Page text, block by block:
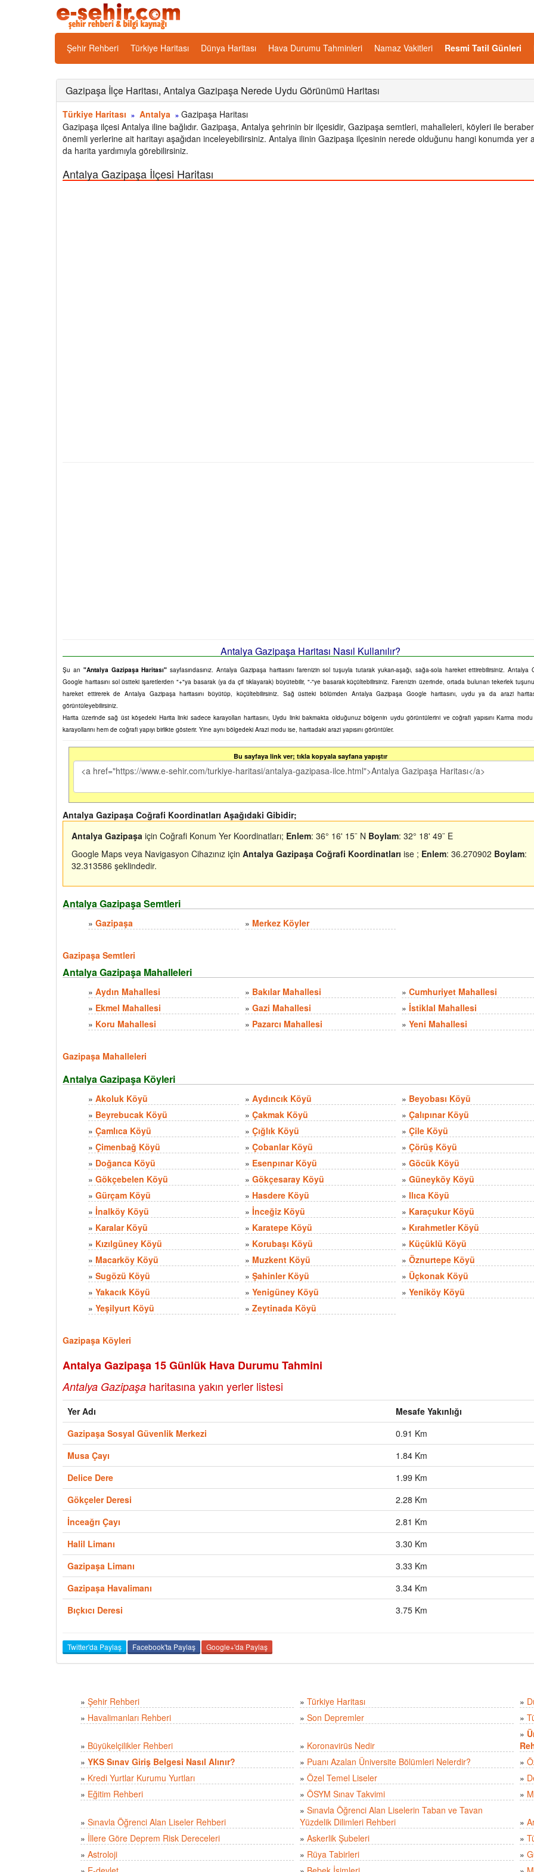
Şehir Rehberi Türkiye Haritası Dünya Haritası Hava Durumu Tahminleri Namaz Vakitleri Resmi Tatil Günleri
Gazipaşa İlçe Haritası, Antalya Gazipaşa Nerede Uydu Görünümü Haritası
Türkiye Haritası » Antalya » Gazipaşa Haritası
Gazipaşa ilçesi Antalya iline bağlıdır. Gazipaşa, Antalya şehrinin bir ilçesidir, Gazipaşa semtleri, mahalleleri, köyleri ile beraber
önemli yerlerine ait haritayı aşağıdan inceleyebilirsiniz. Antalya ilinin Gazipaşa ilçesinin nerede olduğunu hangi konumda yer
da harita yardımıyla görebilirsiniz.
Antalya Gazipaşa İlçesi Haritası
Antalya Gazipaşa Haritası Nasıl Kullanılır?
Şu an "Antalya Gazipaşa Haritası" sayfasındasınız. Antalya Gazipaşa haritasını farenizin sol tuşuyla tutarak yukarı-aşağı, sağa-sola hareket ettirebilirsiniz. Antalya
Google haritasını sol üstteki işaretlerden "+"ya basarak (ya da çif tıklayarak) büyütebilir, "-"ye basarak küçültebilirsiniz. Farenizin üzerinde, ortada bulunan tekerlek
hareket ettirerek de Antalya Gazipaşa haritasını büyütüp, küçültebilirsiniz. Sağ üstteki bölümden Antalya Gazipaşa Google haritasını, uydu ya da arazi
görüntüleyebilirsiniz.
Harita üzerinde sağ üst köşedeki Harita linki sadece karayolları haritasını, Uydu linki bakmakta olduğunuz bölgenin uydu görüntülerini ve coğrafi yapısını Karma
karayollarını hem de coğrafi yapıyı birlikte gösterir. Yine aynı bölgedeki Arazi modu ise, haritadaki arazi yapısını görüntüler.
Bu sayfaya link ver; tıkla kopyala sayfana yapıştır
Antalya Gazipaşa Coğrafi Koordinatları Aşağıdaki Gibidir;
Antalya Gazipaşa için Coğrafi Konum Yer Koordinatları; Enlem: 36° 16' 15¨ N Boylam: 32° 18' 49¨ E
Google Maps veya Navigasyon Cihazınız için Antalya Gazipaşa Coğrafi Koordinatları ise ; Enlem: 36.270902 Boylam:
32.313586 şeklindedir.
Antalya Gazipaşa Semtleri
» Gazipaşa » Merkez Köyler
Gazipaşa Semtleri
Antalya Gazipaşa Mahalleleri
» Aydın Mahallesi » Bakılar Mahallesi » Cumhuriyet Mahallesi
» Ekmel Mahallesi » Gazi Mahallesi » İstiklal Mahallesi
» Koru Mahallesi » Pazarcı Mahallesi » Yeni Mahallesi
Gazipaşa Mahalleleri
Antalya Gazipaşa Köyleri
» Akoluk Köyü » Aydıncık Köyü » Beyobası Köyü
» Beyrebucak Köyü » Çakmak Köyü » Çalıpınar Köyü
» Çamlıca Köyü » Çığlık Köyü » Çile Köyü
» Çimenbağ Köyü » Çobanlar Köyü » Çörüş Köyü
» Doğanca Köyü » Esenpınar Köyü » Göcük Köyü
» Gökçebelen Köyü » Gökçesaray Köyü » Güneyköy Köyü
» Gürçam Köyü » Hasdere Köyü » Ilıca Köyü
» İnalköy Köyü » İnceğiz Köyü » Karaçukur Köyü
» Karalar Köyü » Karatepe Köyü » Kırahmetler Köyü
» Kızılgüney Köyü » Korubaşı Köyü » Küçüklü Köyü
» Macarköy Köyü » Muzkent Köyü » Öznurtepe Köyü
» Sugözü Köyü » Şahinler Köyü » Üçkonak Köyü
» Yakacık Köyü » Yenigüney Köyü » Yeniköy Köyü
» Yeşilyurt Köyü » Zeytinada Köyü
Gazipaşa Köyleri
Antalya Gazipaşa 15 Günlük Hava Durumu Tahmini
Antalya Gazipaşa haritasına yakın yerler listesi
Yer Adı
Mesafe Yakınlığı
Gazipaşa Sosyal Güvenlik Merkezi
0.91 Km
Musa Çayı
1.84 Km
Delice Dere
1.99 Km
Gökçeler Deresi
2.28 Km
İnceağrı Çayı
2.81 Km
Halil Limanı
3.30 Km
Gazipaşa Limanı
3.33 Km
Gazipaşa Havalimanı
3.34 Km
Bıçkıcı Deresi
3.75 Km
Twitter'da Paylaş Facebook'ta Paylaş Google+'da Paylaş
» Şehir Rehberi » Türkiye Haritası »
» Havalimanları Rehberi » Son Depremler »
» Büyükelçilikler Rehberi » Koronavirüs Nedir
»
» YKS Sınav Giriş Belgesi Nasıl Alınır? » Puanı Azalan Üniversite Bölümleri Nelerdir? »
» Kredi Yurtlar Kurumu Yurtları » Özel Temel Liseler »
» Eğitim Rehberi » ÖSYM Sınav Takvimi »
» Sınavla Öğrenci Alan Liseler Rehberi
» Sınavla Öğrenci Alan Liselerin Taban ve Tavan
Yüzdelik Dilimleri Rehberi
»
» İllere Göre Deprem Risk Dereceleri » Askerlik Şubeleri »
» Astroloji » Rüya Tabirleri »